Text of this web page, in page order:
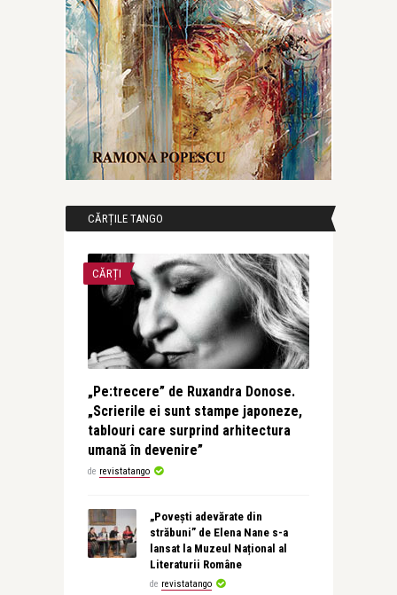
CĂRȚILE TANGO
CĂRȚI
„Pe:trecere” de Ruxandra Donose.
„Scrierile ei sunt stampe japoneze,
tablouri care surprind arhitectura
umană în devenire”
de revistatango
„Povești adevărate din
străbuni” de Elena Nane s-a
lansat la Muzeul Național al
Literaturii Române
de revistatango